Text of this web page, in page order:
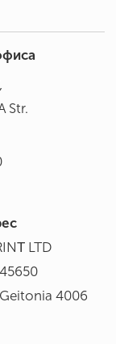
Str.
LTD
4006